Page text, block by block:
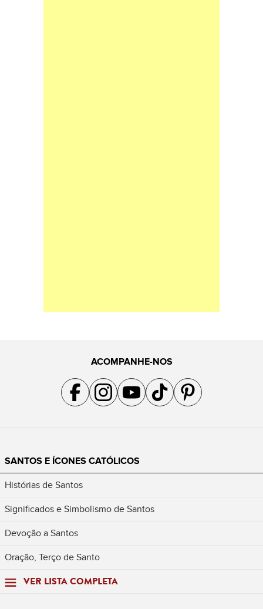
ACOMPANHE-NOS
Acompanhe a gente no Facebook
Acompanhe a gente no Instagram
Acompanhe a gente no YouTube
Acompanhe a gente no TikTok
Acompanhe a gente no
SANTOS E ÍCONES CATÓLICOS
Histórias de Santos
Significados e Simbolismo de Santos
Devoção a Santos
Oração, Terço de Santo
VER LISTA COMPLETA